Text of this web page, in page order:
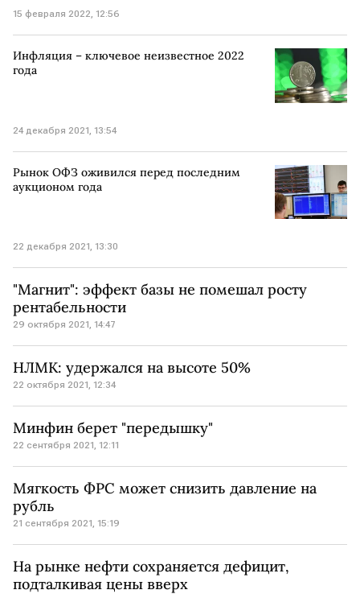
15 февраля 2022, 12:56
Инфляция – ключевое неизвестное 2022
года
24 декабря 2021, 13:54
Рынок ОФЗ оживился перед последним
аукционом года
22 декабря 2021, 13:30
"Магнит": эффект базы не помешал росту
рентабельности
29 октября 2021, 14:47
НЛМК: удержался на высоте 50%
22 октября 2021, 12:34
Минфин берет "передышку"
22 сентября 2021, 12:11
Мягкость ФРС может снизить давление на
рубль
21 сентября 2021, 15:19
На рынке нефти сохраняется дефицит,
подталкивая цены вверх